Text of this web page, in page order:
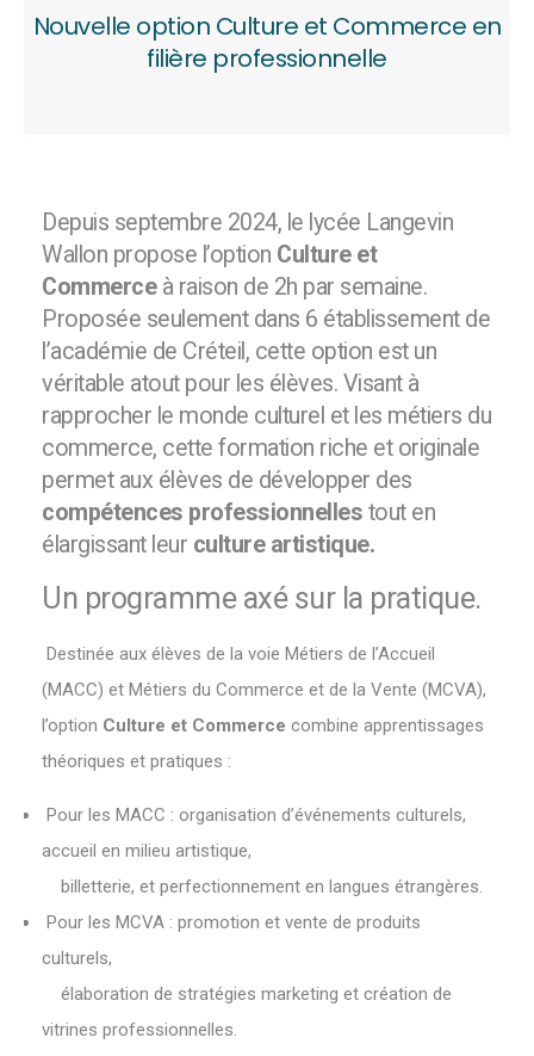
Nouvelle option Culture et Commerce en
filière professionnelle
Depuis septembre 2024, le lycée Langevin
Wallon propose l’option Culture et
Commerceà raison de 2h par semaine.
Proposée seulement dans 6 établissement de
l’académie de Créteil, cette option est un
véritable atout pour les élèves. Visant à
rapprocher le monde culturel et les métiers du
commerce, cette formation riche et originale
permet aux élèves de développer des
compétences professionnelles tout en
élargissant leur culture artistique.
Un programme axé sur la pratique.
Destinée aux élèves de la voie Métiers de l’Accueil
(MACC) et Métiers du Commerce et de la Vente (MCVA),
l’option Culture et Commerce combine apprentissages
théoriques et pratiques :
Pour les MACC : organisation d’événements culturels,
accueil en milieu artistique,
billetterie, et perfectionnement en langues étrangères.
Pour les MCVA : promotion et vente de produits
culturels,
élaboration de stratégies marketing et création de
vitrines professionnelles.